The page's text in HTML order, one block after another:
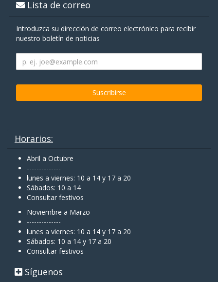
Lista de correo
Introduzca su dirección de correo electrónico para recibir
nuestro boletín de noticias
Horarios:
Abril a Octubre
--------------
lunes a viernes: 10 a 14 y 17 a 20
Sábados: 10 a 14
Consultar festivos
Noviembre a Marzo
--------------
lunes a viernes: 10 a 14 y 17 a 20
Sábados: 10 a 14 y 17 a 20
Consultar festivos
Síguenos